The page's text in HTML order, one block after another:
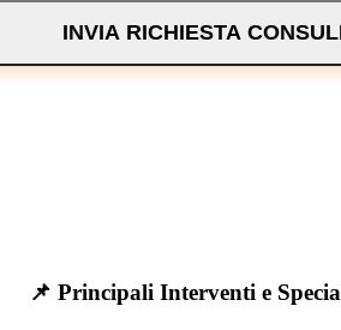
INVIA RICHIESTA
📌 Principali Interventi e